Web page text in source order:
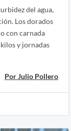
del agua,
Los dorados
con carnada
y jornadas
Por Julio Pollero